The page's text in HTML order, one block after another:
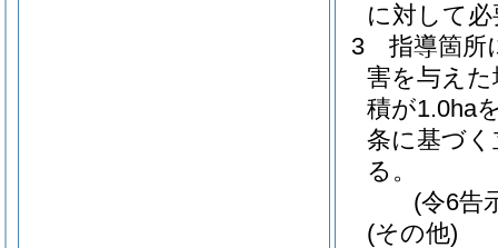
に対して
3
指導箇所
害を与え
積が1.0ha
条に基づ
る。
(令6告
(その他)